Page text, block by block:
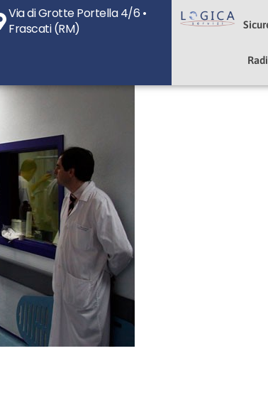
Via di Grotte Portella 4/6 •
Frascati (RM)